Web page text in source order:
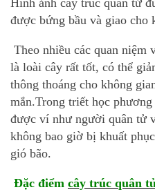
được bứng bầu và giao cho
Theo nhiều các quan niệm
là loài cây rất tốt, có thể
thông thoáng cho không
mắn.Trong triết học
được ví như người quân tử
không bao giờ bị khuất
gió bão.
Đặc điểm cây trúc quân